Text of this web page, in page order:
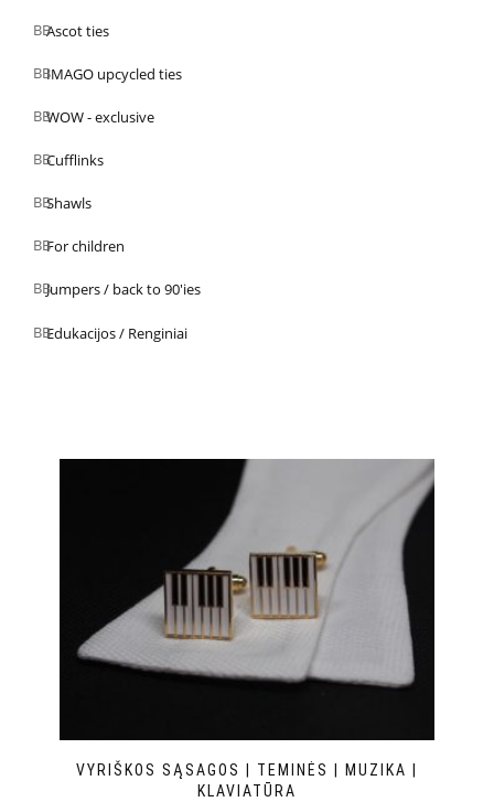
Ascot ties
IMAGO upcycled ties
WOW - exclusive
Cufflinks
Shawls
For children
Jumpers / back to 90'ies
Edukacijos / Renginiai
VYRIŠKOS SĄSAGOS | TEMINĖS | MUZIKA |
KLAVIATŪRA